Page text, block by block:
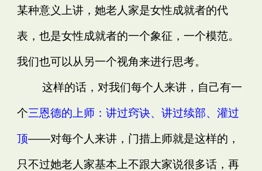
某种意义上讲，她老人家是女性成就者的代
表，也是女性成就者的一个象征，一个模范。
我们也可以从另一个视角来进行思考。
这样的话，对我们每个人来讲，自己有一
个三恩德的上师：讲过窍诀、讲过续部、灌过
顶——对每个人来讲，门措上师就是这样的，
只不过她老人家基本上不跟大家说很多话，再